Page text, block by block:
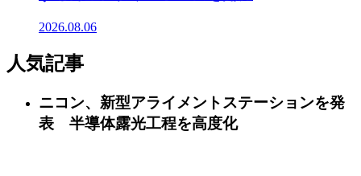
2026.08.06
人気記事
ニコン、新型アライメントステーションを発
表 半導体露光工程を高度化